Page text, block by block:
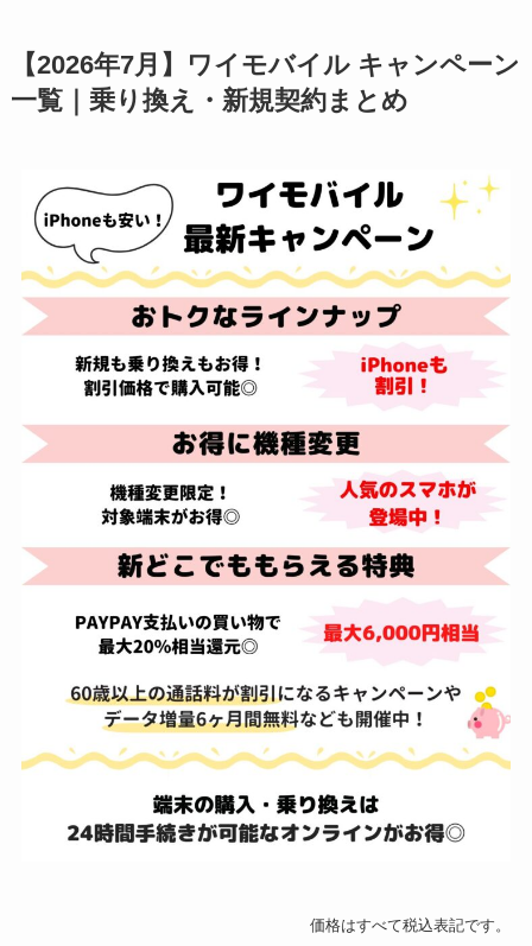
【2026年7月】ワイモバイル キャンペーン
一覧｜乗り換え・新規契約まとめ
価格はすべて税込表記です。